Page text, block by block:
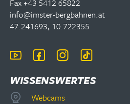
Fax +43 5412 65822
info@imster-bergbahnen.at
47.241693, 10.722355
WISSENSWERTES
Webcams